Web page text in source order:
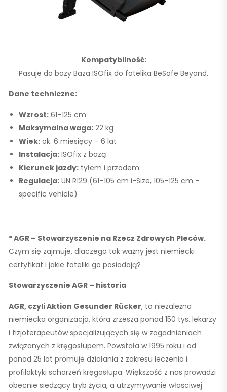
Kompatybilność:
Pasuje do bazy Baza ISOfix do fotelika BeSafe Beyond.
Dane techniczne:
Wzrost: 61–125 cm
Maksymalna waga: 22 kg
Wiek: ok. 6 miesięcy – 6 lat
Instalacja: ISOfix z bazą
Kierunek jazdy: tyłem i przodem
Regulacja: UN R129 (61–105 cm i-Size, 105–125 cm –
specific vehicle)
* AGR – Stowarzyszenie na Rzecz Zdrowych Pleców.
Czym się zajmuje, dlaczego tak ważny jest niemiecki
certyfikat i jakie foteliki go posiadają?
Stowarzyszenie AGR – historia
AGR, czyli Aktion Gesunder Rücker, to niezależna
niemiecka organizacja, która zrzesza ponad 150 tys. lekarzy
i fizjoterapeutów specjalizujących się w zagadnieniach
związanych z kręgosłupem. Powstała w 1995 roku i od
ponad 25 lat promuje działania z zakresu leczenia i
profilaktyki schorzeń kręgosłupa. Większość z nas prowadzi
obecnie siedzący tryb życia, a utrzymywanie właściwej